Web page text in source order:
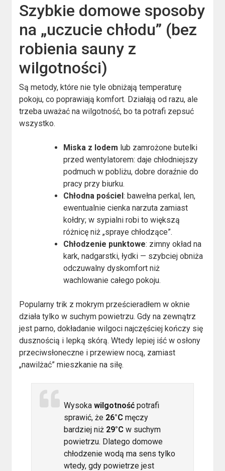
Szybkie domowe sposoby
na „uczucie chłodu” (bez
robienia sauny z
wilgotności)
Są metody, które nie tyle obniżają temperaturę
pokoju, co poprawiają komfort. Działają od razu, ale
trzeba uważać na wilgotność, bo ta potrafi zepsuć
wszystko.
Miska z lodem lub zamrożone butelki
przed wentylatorem: daje chłodniejszy
podmuch w pobliżu, dobre doraźnie do
pracy przy biurku.
Chłodna pościel: bawełna perkal, len,
ewentualnie cienka narzuta zamiast
kołdry; w sypialni robi to większą
różnicę niż „spraye chłodzące”.
Chłodzenie punktowe: zimny okład na
kark, nadgarstki, łydki — szybciej obniża
odczuwalny dyskomfort niż
wachlowanie całego pokoju.
Popularny trik z mokrym prześcieradłem w oknie
działa tylko w suchym powietrzu. Gdy na zewnątrz
jest parno, dokładanie wilgoci najczęściej kończy się
dusznością i lepką skórą. Wtedy lepiej iść w osłony
przeciwsłoneczne i przewiew nocą, zamiast
„nawilżać” mieszkanie na siłę.
Wysokawilgotność potrafi
sprawić, że 26°C męczy
bardziej niż 29°C w suchym
powietrzu. Dlatego domowe
chłodzenie wodą ma sens tylko
wtedy, gdy powietrze jest